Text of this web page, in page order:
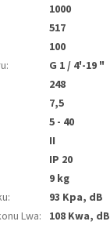
1000
517
100
:
G 1 / 4'-19 "
248
7,5
5 - 40
II
IP 20
9 kg
:
93 Kpa, dB
Lwa: 108 Kwa, dB